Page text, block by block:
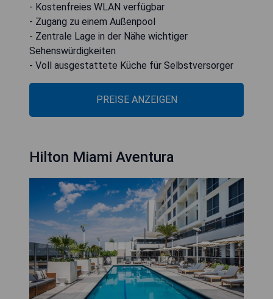
- Kostenfreies WLAN verfügbar
- Zugang zu einem Außenpool
- Zentrale Lage in der Nähe wichtiger
Sehenswürdigkeiten
- Voll ausgestattete Küche für Selbstversorger
PREISE ANZEIGEN
Hilton Miami Aventura